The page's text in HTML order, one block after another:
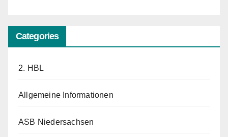
Categories
2. HBL
Allgemeine Informationen
ASB Niedersachsen